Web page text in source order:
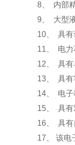
8、 内部
9、 大型
10、 具有
11、 电力
12、 具有
13、 具有
14、 电子
15、 具有
16、 具有
17、 该电